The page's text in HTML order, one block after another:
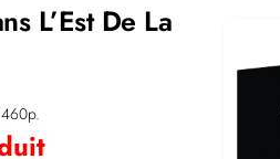
L’Est De La